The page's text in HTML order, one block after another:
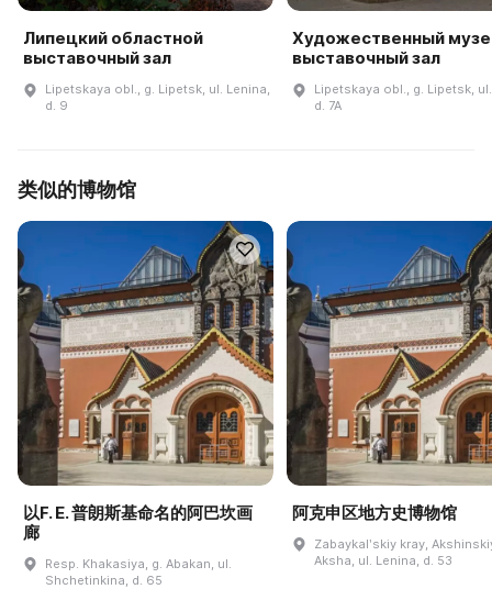
Липецкий областной
выставочный зал
Lipetskaya obl., g. Lipetsk, ul. Lenina,
d. 9
Художественный
выставочный зал
Lipetskaya obl., g. Lipetsk,
d. 7A
类似的博物馆
以F. E. 普朗斯基命名的阿巴坎画
廊
Resp. Khakasiya, g. Abakan, ul.
Shchetinkina, d. 65
阿克申区地方史博物馆
Zabaykalʹskiy kray,
Aksha, ul. Lenina, d. 53